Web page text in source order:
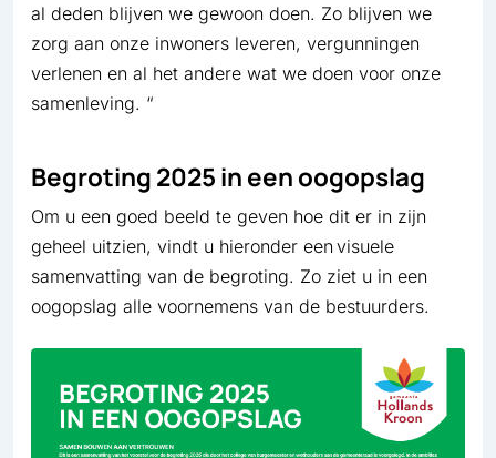
al deden blijven we gewoon doen. Zo blijven we
zorg aan onze inwoners leveren, vergunningen
verlenen en al het andere wat we doen voor onze
samenleving. “
Begroting 2025 in een oogopslag
Om u een goed beeld te geven hoe dit er in zijn
geheel uitzien, vindt u hieronder een visuele
samenvatting van de begroting. Zo ziet u in een
oogopslag alle voornemens van de bestuurders.